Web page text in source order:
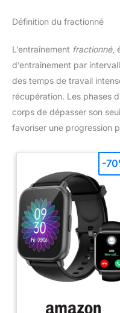
Définition du fractionné
L’entraînement fractionné,
d’entrainement par
des temps de travail
récupération. Les phases
corps de dépasser son
favoriser une progression
-